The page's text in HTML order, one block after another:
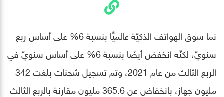
نما سوق الهواتف الذكيّة عالميًّا بنسبة 6% على أساس ربع
سنويّ، لكنّه انخفض أيضًا بنسبة 6% على أساس سنويّ في
الربع الثالث من عام 2021، وتم تسجيل شحنات بلغت 342
مليون جهاز، بانخفاض عن 365.6 مليون مقارنة بالربع الثالث